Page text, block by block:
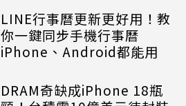
LINE行事曆更新更好用！教
你一鍵同步手機行事曆
iPhone、Android都能用
DRAM奇缺成iPhone 18瓶